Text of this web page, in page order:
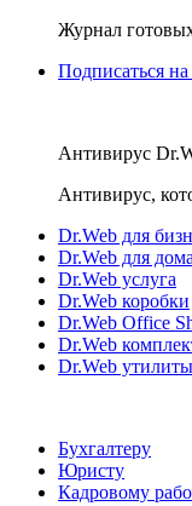
Журнал
Подписаться
Антивирус
Антивирус,
Dr.Web для
Dr.Web для дома
Dr.Web услуга
Dr.Web коробки
Dr.Web Office
Dr.Web
Dr.Web утилиты
Бухгалтеру
Юристу
Кадровому